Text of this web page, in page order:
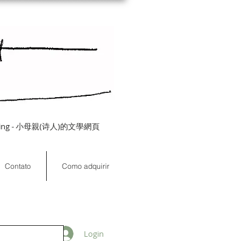
- 小母親(诗人)的文學網頁
Contato Como adquirir
Login